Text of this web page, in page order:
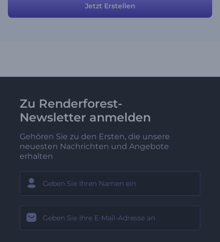
hoch, geben Sie Ihren Text ein, wählen Sie das Styling und die
Farben aus und schließen Sie es mit einer guten Auswahl an
Jetzt Erstellen
Zu Renderforest-
Newsletter anmelden
Gehören Sie zu den Ersten, die unsere
neuesten Nachrichten und Angebote
erhalten